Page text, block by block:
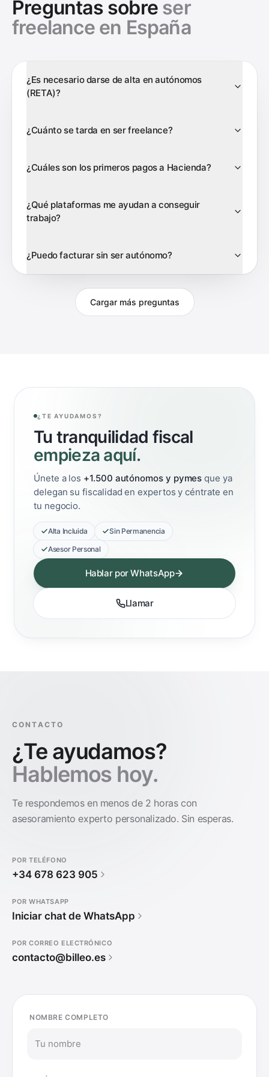
Preguntas sobre ser
freelance en España
¿Es necesario darse de alta en autónomos
(RETA)?
¿Cuánto se tarda en ser freelance?
¿Cuáles son los primeros pagos a Hacienda?
¿Qué plataformas me ayudan a conseguir
trabajo?
¿Puedo facturar sin ser autónomo?
Cargar más preguntas
¿TE AYUDAMOS?
Tu tranquilidad fiscal
empieza aquí.
Únete a los +1.500 autónomos y pymes que ya
delegan su fiscalidad en expertos y céntrate en
tu negocio.
Alta Incluida
Sin Permanencia
Asesor Personal
Hablar por WhatsApp
Llamar
CONTACTO
¿Te ayudamos?
Hablemos hoy.
Te respondemos en menos de 2 horas con
asesoramiento experto personalizado. Sin esperas.
POR TELÉFONO
+34 678 623 905
POR WHATSAPP
Iniciar chat de WhatsApp
POR CORREO ELECTRÓNICO
contacto@billeo.es
NOMBRE COMPLETO